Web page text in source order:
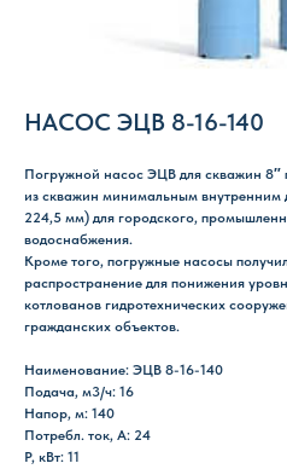
НАСОС ЭЦВ 8-16-140
Погружной насос ЭЦВ для скважин 8″
из скважин минимальным
224,5 мм) для городского,
водоснабжения.
Кроме того, погружные насосы
распространение для понижения
котлованов гидротехнических
гражданских объектов.
Наименование: ЭЦВ 8-16-140
Подача, м3/ч: 16
Напор, м: 140
Потребл. ток, А: 24
P, кВт: 11